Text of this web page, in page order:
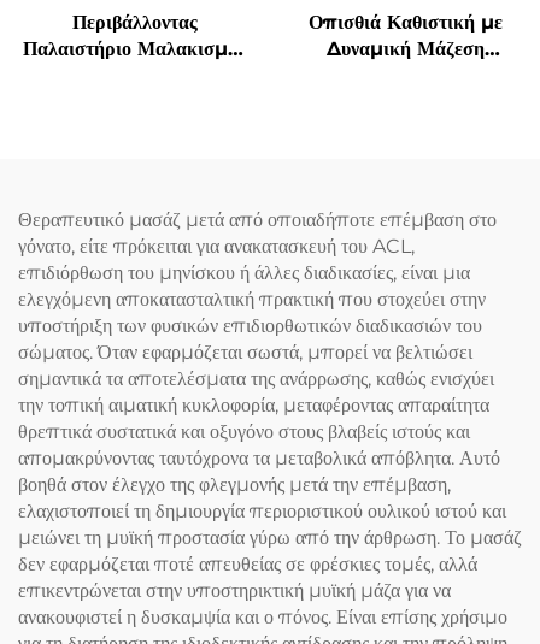
Περιβάλλοντας
Παλαιστήριο Μαλακισμού
Οπισθιά Καθιστική με
Δυναμική Μάζεση
Θεραπευτικό μασάζ μετά από οποιαδήποτε επέμβαση στο
γόνατο, είτε πρόκειται για ανακατασκευή του ACL,
επιδιόρθωση του μηνίσκου ή άλλες διαδικασίες, είναι μια
ελεγχόμενη αποκατασταλτική πρακτική που στοχεύει στην
υποστήριξη των φυσικών επιδιορθωτικών διαδικασιών του
σώματος. Όταν εφαρμόζεται σωστά, μπορεί να βελτιώσει
σημαντικά τα αποτελέσματα της ανάρρωσης, καθώς ενισχύει
την τοπική αιματική κυκλοφορία, μεταφέροντας απαραίτητα
θρεπτικά συστατικά και οξυγόνο στους βλαβείς ιστούς και
απομακρύνοντας ταυτόχρονα τα μεταβολικά απόβλητα. Αυτό
βοηθά στον έλεγχο της φλεγμονής μετά την επέμβαση,
ελαχιστοποιεί τη δημιουργία περιοριστικού ουλικού ιστού και
μειώνει τη μυϊκή προστασία γύρω από την άρθρωση. Το μασάζ
δεν εφαρμόζεται ποτέ απευθείας σε φρέσκιες τομές, αλλά
επικεντρώνεται στην υποστηρικτική μυϊκή μάζα για να
ανακουφιστεί η δυσκαμψία και ο πόνος. Είναι επίσης χρήσιμο